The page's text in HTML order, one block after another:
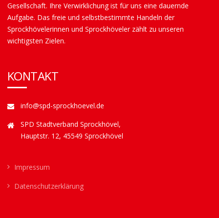
Gesellschaft. Ihre Verwirklichung ist für uns eine dauernde
Aufgabe. Das freie und selbstbestimmte Handeln der
Sprockhövelerinnen und Sprockhöveler zählt zu unseren
wichtigsten Zielen.
KONTAKT
info@spd-sprockhoevel.de
SPD Stadtverband Sprockhövel,
Hauptstr. 12, 45549 Sprockhövel
Impressum
Datenschutzerklärung